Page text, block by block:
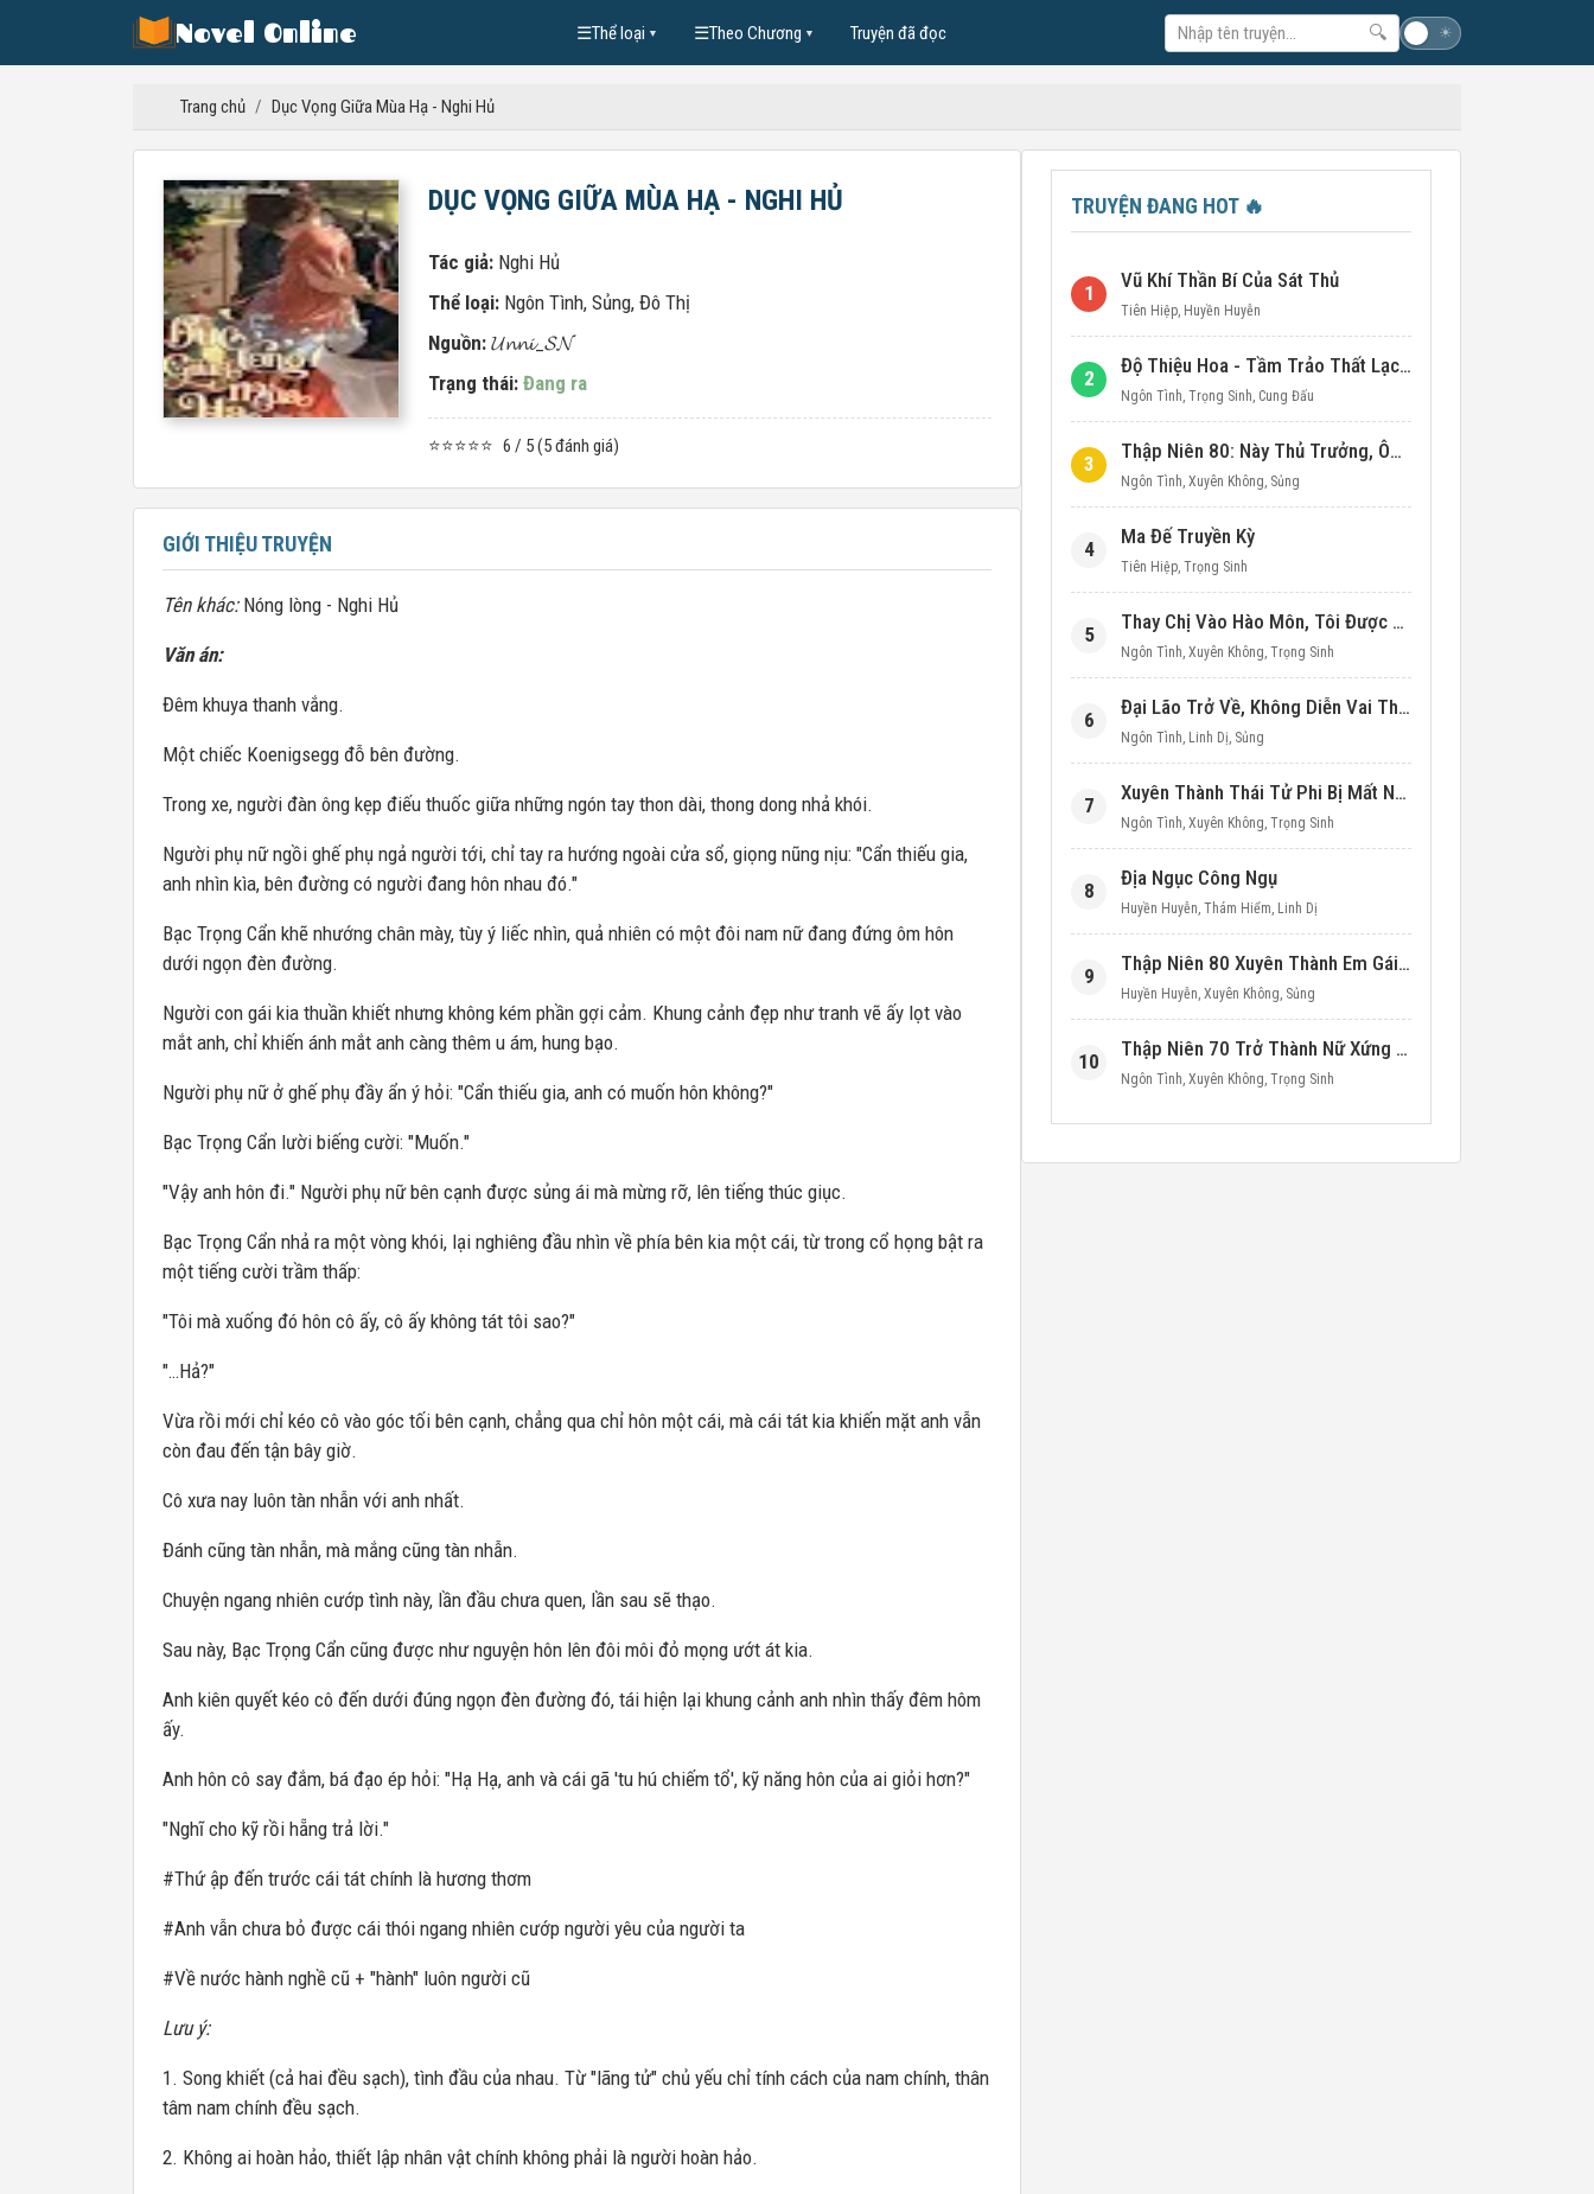
Novel Online ☰Thể loại ▼ ☰Theo Chương ▼ Truyện đã đọc 🔍 ☀
Trang chủ / Dục Vọng Giữa Mùa Hạ - Nghi Hủ
DỤC VỌNG GIỮA MÙA HẠ - NGHI HỦ
Tác giả: Nghi Hủ
Thể loại: Ngôn Tình, Sủng, Đô Thị
Nguồn: 𝓤𝓷𝓷𝓲_𝓢𝓝
Trạng thái: Đang ra
⭐⭐⭐⭐⭐ 6 / 5 (5 đánh giá)
GIỚI THIỆU TRUYỆN
Tên khác: Nóng lòng - Nghi Hủ
Văn án:
Đêm khuya thanh vắng.
Một chiếc Koenigsegg đỗ bên đường.
Trong xe, người đàn ông kẹp điếu thuốc giữa những ngón tay thon dài, thong dong nhả khói.
Người phụ nữ ngồi ghế phụ ngả người tới, chỉ tay ra hướng ngoài cửa sổ, giọng nũng nịu: "Cẩn thiếu gia,
anh nhìn kìa, bên đường có người đang hôn nhau đó."
Bạc Trọng Cẩn khẽ nhướng chân mày, tùy ý liếc nhìn, quả nhiên có một đôi nam nữ đang đứng ôm hôn
dưới ngọn đèn đường.
Người con gái kia thuần khiết nhưng không kém phần gợi cảm. Khung cảnh đẹp như tranh vẽ ấy lọt vào
mắt anh, chỉ khiến ánh mắt anh càng thêm u ám, hung bạo.
Người phụ nữ ở ghế phụ đầy ẩn ý hỏi: "Cẩn thiếu gia, anh có muốn hôn không?"
Bạc Trọng Cẩn lười biếng cười: "Muốn."
"Vậy anh hôn đi." Người phụ nữ bên cạnh được sủng ái mà mừng rỡ, lên tiếng thúc giục.
Bạc Trọng Cẩn nhả ra một vòng khói, lại nghiêng đầu nhìn về phía bên kia một cái, từ trong cổ họng bật ra
một tiếng cười trầm thấp:
"Tôi mà xuống đó hôn cô ấy, cô ấy không tát tôi sao?"
"…Hả?"
Vừa rồi mới chỉ kéo cô vào góc tối bên cạnh, chẳng qua chỉ hôn một cái, mà cái tát kia khiến mặt anh vẫn
còn đau đến tận bây giờ.
Cô xưa nay luôn tàn nhẫn với anh nhất.
Đánh cũng tàn nhẫn, mà mắng cũng tàn nhẫn.
Chuyện ngang nhiên cướp tình này, lần đầu chưa quen, lần sau sẽ thạo.
Sau này, Bạc Trọng Cẩn cũng được như nguyện hôn lên đôi môi đỏ mọng ướt át kia.
Anh kiên quyết kéo cô đến dưới đúng ngọn đèn đường đó, tái hiện lại khung cảnh anh nhìn thấy đêm hôm
ấy.
Anh hôn cô say đắm, bá đạo ép hỏi: "Hạ Hạ, anh và cái gã 'tu hú chiếm tổ', kỹ năng hôn của ai giỏi hơn?"
"Nghĩ cho kỹ rồi hẵng trả lời."
#Thứ ập đến trước cái tát chính là hương thơm
#Anh vẫn chưa bỏ được cái thói ngang nhiên cướp người yêu của người ta
#Về nước hành nghề cũ + "hành" luôn người cũ
Lưu ý:
1. Song khiết (cả hai đều sạch), tình đầu của nhau. Từ "lãng tử" chủ yếu chỉ tính cách của nam chính, thân
tâm nam chính đều sạch.
2. Không ai hoàn hảo, thiết lập nhân vật chính không phải là người hoàn hảo.
TRUYỆN ĐANG HOT 🔥
1
Vũ Khí Thần Bí Của Sát Thủ
Tiên Hiệp, Huyền Huyễn
2
Độ Thiệu Hoa - Tầm Trảo Thất Lạc Đích Ái Tình
Ngôn Tình, Trọng Sinh, Cung Đấu
3
Thập Niên 80: Này Thủ Trưởng, Ôm Một Cái Đi!
Ngôn Tình, Xuyên Không, Sủng
4
Ma Đế Truyền Kỳ
Tiên Hiệp, Trọng Sinh
5
Thay Chị Vào Hào Môn, Tôi Được Cưng Chiều Hết Mực (Thập Niên 90)
Ngôn Tình, Xuyên Không, Trọng Sinh
6
Đại Lão Trở Về, Không Diễn Vai Thiên Kim Giả Nữa
Ngôn Tình, Linh Dị, Sủng
7
Xuyên Thành Thái Tử Phi Bị Mất Nước
Ngôn Tình, Xuyên Không, Trọng Sinh
8
Địa Ngục Công Ngụ
Huyền Huyễn, Thám Hiểm, Linh Dị
9
Thập Niên 80 Xuyên Thành Em Gái Học Bá
Huyền Huyễn, Xuyên Không, Sủng
10
Thập Niên 70 Trở Thành Nữ Xứng Nuôi Con Làm Giàu
Ngôn Tình, Xuyên Không, Trọng Sinh